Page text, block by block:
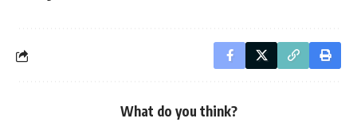
What do you think?